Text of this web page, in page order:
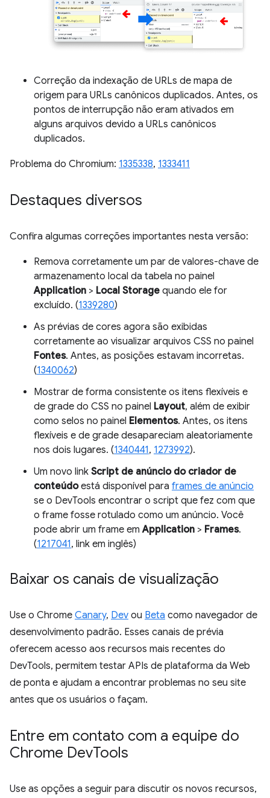
Correção da indexação de URLs de mapa de
origem para URLs canônicos duplicados. Antes, os
pontos de interrupção não eram ativados em
alguns arquivos devido a URLs canônicos
duplicados.
Problema do Chromium: 1335338, 1333411
Destaques diversos
Confira algumas correções importantes nesta versão:
Remova corretamente um par de valores-chave de
armazenamento local da tabela no painel
Application > Local Storage quando ele for
excluído. (1339280)
As prévias de cores agora são exibidas
corretamente ao visualizar arquivos CSS no painel
Fontes. Antes, as posições estavam incorretas.
(1340062)
Mostrar de forma consistente os itens flexíveis e
de grade do CSS no painel Layout, além de exibir
como selos no painel Elementos. Antes, os itens
flexíveis e de grade desapareciam aleatoriamente
nos dois lugares. (1340441, 1273992).
Um novo link Script de anúncio do criador de
conteúdoestá disponível para frames de anúncio
se o DevTools encontrar o script que fez com que
o frame fosse rotulado como um anúncio. Você
pode abrir um frame emApplication > Frames.
(1217041, link em inglês)
Baixar os canais de visualização
Use o Chrome Canary, Dev ou Beta como navegador de
desenvolvimento padrão. Esses canais de prévia
oferecem acesso aos recursos mais recentes do
DevTools, permitem testar APIs de plataforma da Web
de ponta e ajudam a encontrar problemas no seu site
antes que os usuários o façam.
Entre em contato com a equipe do
Chrome DevTools
Use as opções a seguir para discutir os novos recursos,